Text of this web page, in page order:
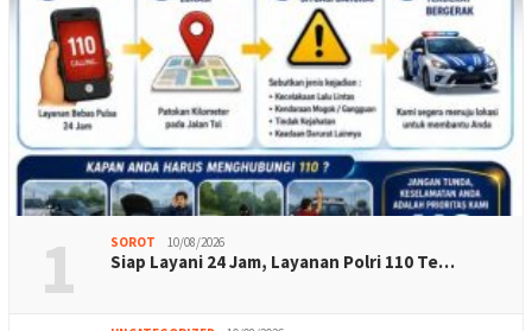
1 SOROT 10/08/2026
Siap Layani 24 Jam, Layanan Polri 110 Te…